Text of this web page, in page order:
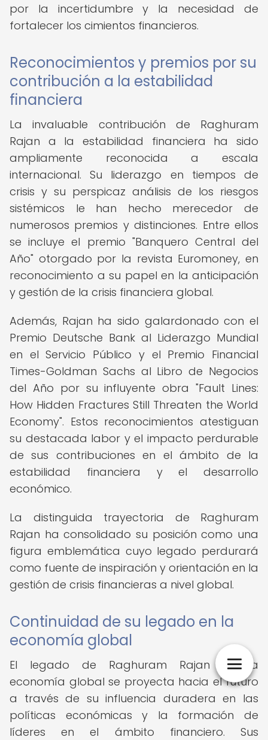
por la incertidumbre y la necesidad de
fortalecer los cimientos financieros.
Reconocimientos y premios por su
contribución a la estabilidad
financiera
La invaluable contribución de Raghuram
Rajan a la estabilidad financiera ha sido
ampliamente reconocida a escala
internacional. Su liderazgo en tiempos de
crisis y su perspicaz análisis de los riesgos
sistémicos le han hecho merecedor de
numerosos premios y distinciones. Entre ellos
se incluye el premio "Banquero Central del
Año" otorgado por la revista Euromoney, en
reconocimiento a su papel en la anticipación
y gestión de la crisis financiera global.
Además, Rajan ha sido galardonado con el
Premio Deutsche Bank al Liderazgo Mundial
en el Servicio Público y el Premio Financial
Times-Goldman Sachs al Libro de Negocios
del Año por su influyente obra "Fault Lines:
How Hidden Fractures Still Threaten the World
Economy". Estos reconocimientos atestiguan
su destacada labor y el impacto perdurable
de sus contribuciones en el ámbito de la
estabilidad financiera y el desarrollo
económico.
La distinguida trayectoria de Raghuram
Rajan ha consolidado su posición como una
figura emblemática cuyo legado perdurará
como fuente de inspiración y orientación en la
gestión de crisis financieras a nivel global.
Continuidad de su legado en la
economía global
El legado de Raghuram Rajan en la
economía global se proyecta hacia el futuro
a través de su influencia duradera en las
políticas económicas y la formación de
líderes en el ámbito financiero. Sus